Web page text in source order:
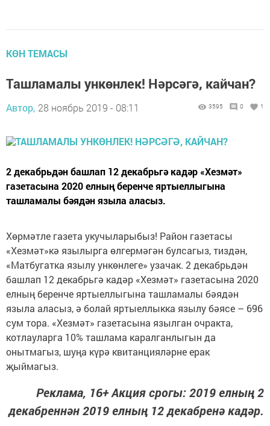
КӨН ТЕМАСЫ
Ташламалы ункөнлек! Нәрсәгә, кайчан?
Автор, 28 ноябрь 2019 - 08:11 3595 0 1
2 декабрьдән башлап 12 декабрьгә кадәр «Хезмәт»
газетасына 2020 елның беренче яртыеллыгына
ташламалы бәядән языла аласыз.
Хөрмәтле газета укучыларыбыз! Район газетасы
«Хезмәт»кә язылырга өлгермәгән булсагыз, тиздән,
«Матбугатка язылу ункөнлеге» узачак. 2 декабрьдән
башлап 12 декабрьгә кадәр «Хезмәт» газетасына 2020
елның беренче яртыеллыгына ташламалы бәядән
языла аласыз, ә болай яртыеллыкка язылу бәясе – 696
сум тора. «Хезмәт» газетасына язылган очракта,
котлауларга 10% ташлама каралганлыгын да
онытмагыз, шуңа күрә квитанцияләрне ерак
җыймагыз.
Реклама, 16+ Акция срогы: 2019 елның 2
декабреннән 2019 елның 12 декабренә кадәр.